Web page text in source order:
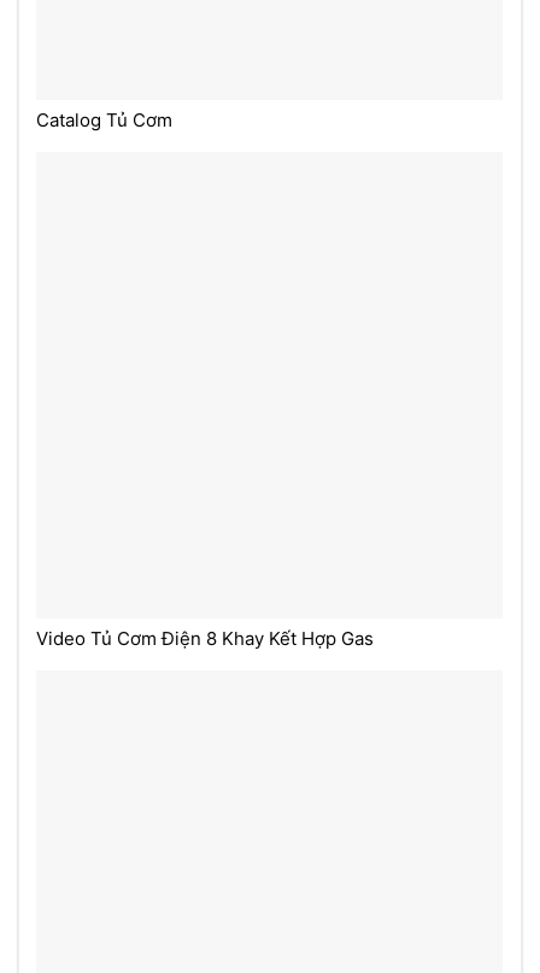
Catalog Tủ Cơm
Video Tủ Cơm Điện 8 Khay Kết Hợp Gas